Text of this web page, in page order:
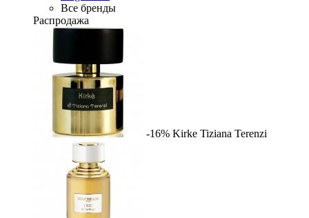
Все бренды
Распродажа
-16% Kirke Tiziana Terenzi